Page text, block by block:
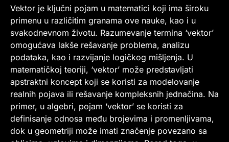
Vektor je ključni pojam u matematici koji ima široku
primenu u različitim granama ove nauke, kao i u
svakodnevnom životu. Razumevanje termina ‘vektor’
omogućava lakše rešavanje problema, analizu
podataka, kao i razvijanje logičkog mišljenja. U
matematičkoj teoriji, ‘vektor’ može predstavljati
apstraktni koncept koji se koristi za modelovanje
realnih pojava ili rešavanje kompleksnih jednačina. Na
primer, u algebri, pojam ‘vektor’ se koristi za
definisanje odnosa među brojevima i promenljivama,
dok u geometriji može imati značenje povezano sa